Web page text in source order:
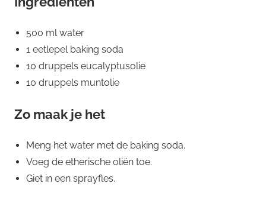
500 ml water
1 eetlepel baking soda
10 druppels eucalyptusolie
10 druppels muntolie
Zo maak je het
Meng het water met de baking soda.
Voeg de etherische oliën toe.
Giet in een sprayfles.